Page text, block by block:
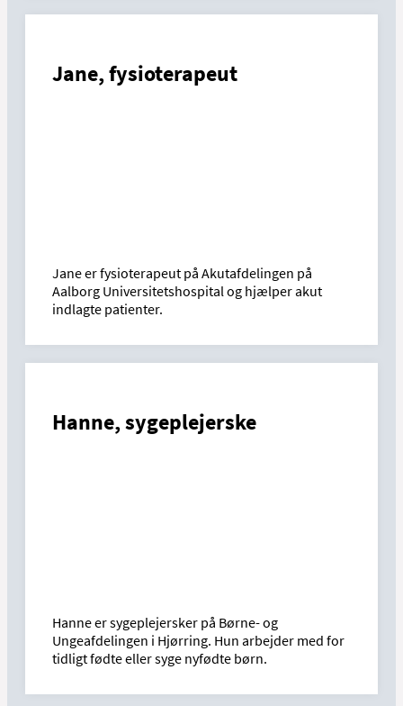
Jane, fysioterapeut
Jane er fysioterapeut på Akutafdelingen på
Aalborg Universitetshospital og hjælper akut
indlagte patienter.
Hanne, sygeplejerske
Hanne er sygeplejersker på Børne- og
Ungeafdelingen i Hjørring. Hun arbejder med for
tidligt fødte eller syge nyfødte børn.